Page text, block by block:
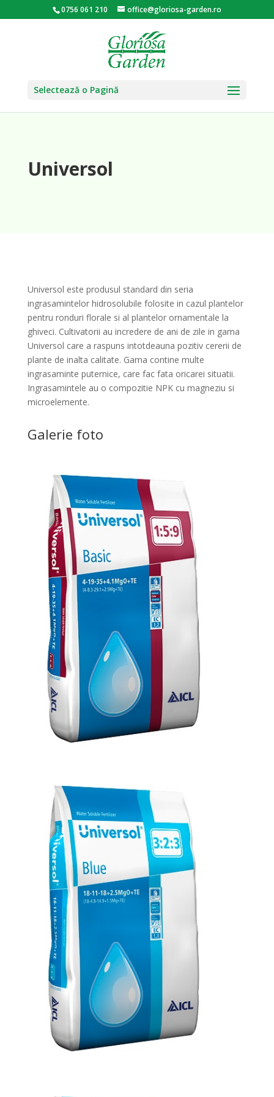
0756 061 210 office@gloriosa-garden.ro
Selectează o Pagină
Universol
Universol este produsul standard din seria
ingrasamintelor hidrosolubile folosite in cazul plantelor
pentru ronduri florale si al plantelor ornamentale la
ghiveci. Cultivatorii au incredere de ani de zile in gama
Universol care a raspuns intotdeauna pozitiv cererii de
plante de inalta calitate. Gama contine multe
ingrasaminte puternice, care fac fata oricarei situatii.
Ingrasamintele au o compozitie NPK cu magneziu si
microelemente.
Galerie foto